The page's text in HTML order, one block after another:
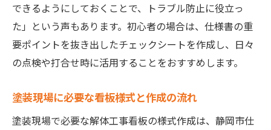
できるようにしておくことで、トラブル防止に役立っ
た」という声もあります。初心者の場合は、仕様書の重
要ポイントを抜き出したチェックシートを作成し、日々
の点検や打合せ時に活用することをおすすめします。
塗装現場に必要な看板様式と作成の流れ
塗装現場で必要な解体工事看板の様式作成は、静岡市仕